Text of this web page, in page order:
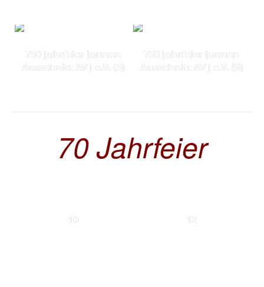
750 Jahrfeier jarmen
Ausschnitt AV J e.V. (5)
750 Jahrfeier jarmen
Ausschnitt AV J e.V. (9)
70 Jahrfeier
10 12